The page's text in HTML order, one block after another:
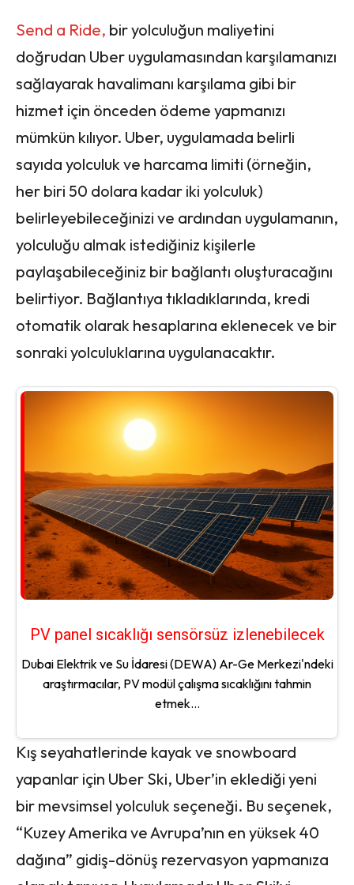
Send a Ride, bir yolculuğun maliyetini
doğrudan Uber uygulamasından karşılamanızı
sağlayarak havalimanı karşılama gibi bir
hizmet için önceden ödeme yapmanızı
mümkün kılıyor. Uber, uygulamada belirli
sayıda yolculuk ve harcama limiti (örneğin,
her biri 50 dolara kadar iki yolculuk)
belirleyebileceğinizi ve ardından uygulamanın,
yolculuğu almak istediğiniz kişilerle
paylaşabileceğiniz bir bağlantı oluşturacağını
belirtiyor. Bağlantıya tıkladıklarında, kredi
otomatik olarak hesaplarına eklenecek ve bir
sonraki yolculuklarına uygulanacaktır.
PV panel sıcaklığı sensörsüz izlenebilecek
Dubai Elektrik ve Su İdaresi (DEWA) Ar-Ge Merkezi'ndeki
araştırmacılar, PV modül çalışma sıcaklığını tahmin
etmek...
Kış seyahatlerinde kayak ve snowboard
yapanlar için Uber Ski, Uber’in eklediği yeni
bir mevsimsel yolculuk seçeneği. Bu seçenek,
“Kuzey Amerika ve Avrupa’nın en yüksek 40
dağına” gidiş-dönüş rezervasyon yapmanıza